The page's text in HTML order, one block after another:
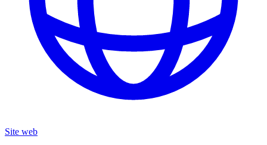
Site web